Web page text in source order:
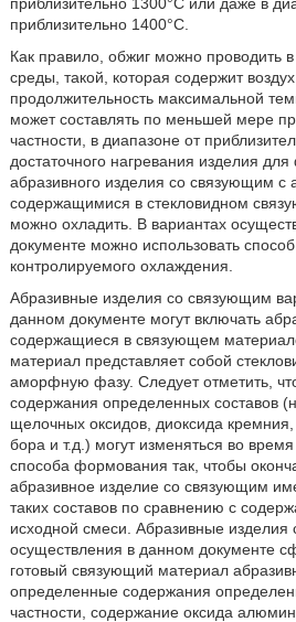
приблизительно 1400°С.
Как правило, обжиг можно проводить
среды, такой, которая содержит
продолжительность максимальной
может составлять по меньшей мере
частности, в диапазоне от
достаточного нагревания изделия
абразивного изделия со связующим с
содержащимися в стекловидном
можно охладить. В вариантах
документе можно использовать
контролируемого охлаждения.
Абразивные изделия со связующим
данном документе могут включать
содержащиеся в связующем
материал представляет собой
аморфную фазу. Следует отметить,
содержания определенных составов
щелочных оксидов, диоксида
бора и т.д.) могут изменяться во
способа формования так, чтобы
абразивное изделие со связующим
таких составов по сравнению с
исходной смеси. Абразивные
осуществления в данном документе
готовый связующий материал
определенные содержания
частности, содержание оксида